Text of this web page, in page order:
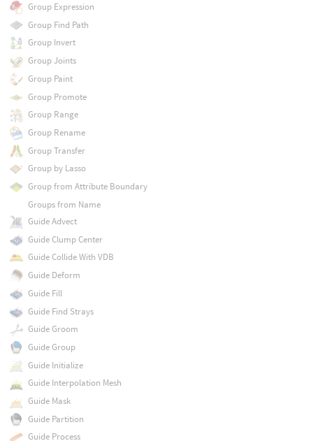
Group Expression
Group Find Path
Group Invert
Group Joints
Group Paint
Group Promote
Group Range
Group Rename
Group Transfer
Group by Lasso
Group from Attribute Boundary
Groups from Name
Guide Advect
Guide Clump Center
Guide Collide With VDB
Guide Deform
Guide Fill
Guide Find Strays
Guide Groom
Guide Group
Guide Initialize
Guide Interpolation Mesh
Guide Mask
Guide Partition
Guide Process